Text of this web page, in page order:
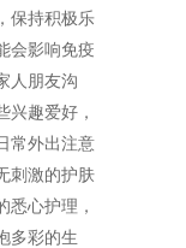
保持积极乐
会影响免疫
人朋友沟
兴趣爱好，
常外出注意
刺激的护肤
悉心护理，
多彩的生